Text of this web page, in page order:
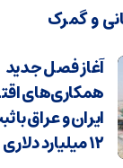
و گمرک
آغاز فصل جدید
همکاری‌های
ایران و عراق با
۱۲ میلیارد دلاری